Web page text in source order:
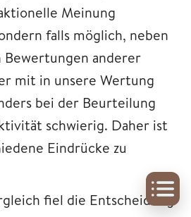
Meinung
falls möglich, neben
Bewertungen anderer
mit in unsere Wertung
bei der Beurteilung
schwierig. Daher ist
Eindrücke zu
fiel die Entscheidung